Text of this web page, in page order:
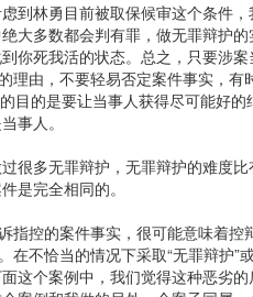
到林勇目前被取保候审这个条件
大多数都会判有罪，做无罪辩护
你死我活的状态。总之，只要涉
理由，不要轻易否定案件事实，
目的是要让当事人获得尽可能好
事人。
很多无罪辩护，无罪辩护的难度
是完全相同的。
指控的案件事实，很可能意味着
在不恰当的情况下采取“无罪辩护
这个案例中，我们觉得这种恶劣的